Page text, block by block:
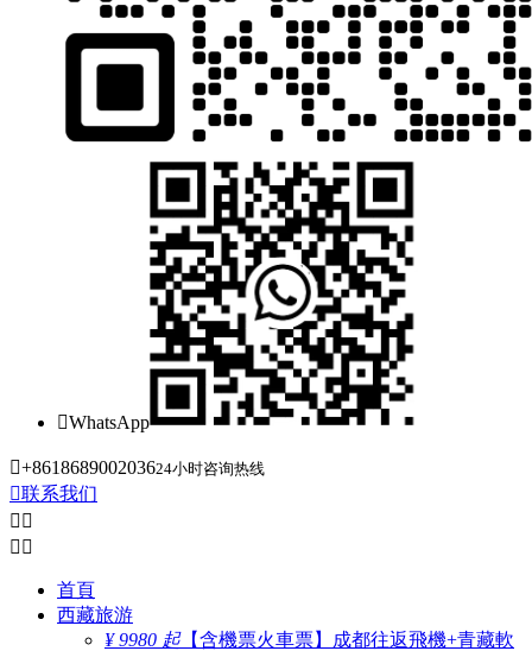
WhatsApp
+861868900203624小时咨询热线
联系我们
 
 
首頁
西藏旅游
¥ 9980 起【含機票火車票】成都往返飛機+青藏軟